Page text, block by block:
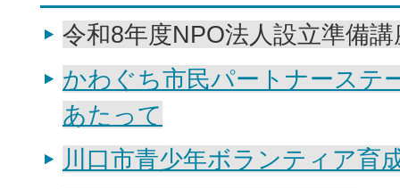
令和8年度NPO法人設立準備講
かわぐち市民パートナーステ
あたって
川口市青少年ボランティア育